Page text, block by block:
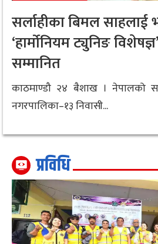
सर्लाहीका बिमल साहलाई
‘हार्मोनियम ट्युनिङ
सम्मानित
काठमाण्डौ २४ बैशाख । नेपालको
नगरपालिका–१३ निवासी...
प्रविधि